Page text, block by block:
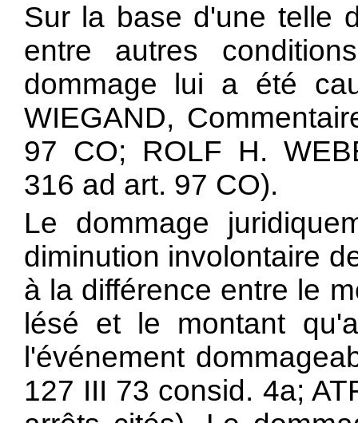
Sur la base d'une telle
entre autres
dommage lui a été
WIEGAND,
97 CO; ROLF H.
316 ad art. 97 CO).
Le dommage
diminution involontaire
à la différence entre le
lésé et le montant
l'événement
127 III 73 consid. 4a;